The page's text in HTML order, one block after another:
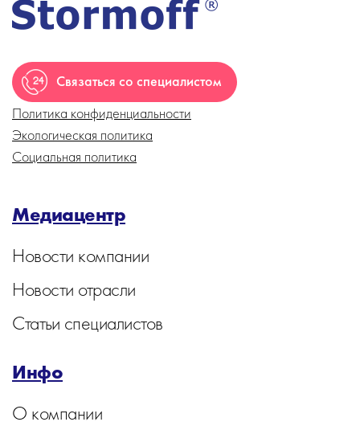
Связаться со специалистом
Политика конфиденциальности
Экологическая политика
Социальная политика
Медиацентр
Новости компании
Новости отрасли
Статьи специалистов
Инфо
О компании